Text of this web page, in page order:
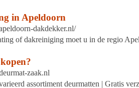
in Apeldoorn
dakdekker.nl/
of dakreiniging moet u in de regio
zaak.nl
assortiment deurmatten | Gratis